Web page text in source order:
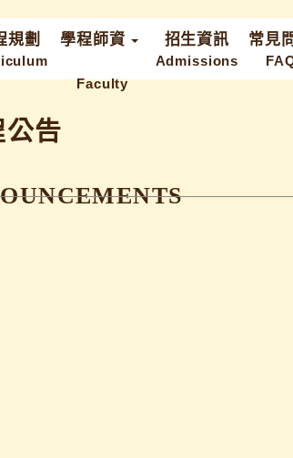
規劃 學程師資 招生資訊 常見
公告